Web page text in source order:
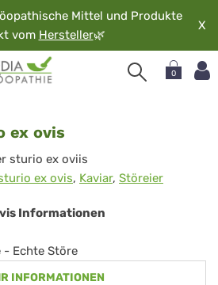
Mittel und Produkte
vom Hersteller🌿
X
0
ex ovis
sturio ex oviis
ex ovis, Kaviar, Störeier
Informationen
- Echte Störe
INFORMATIONEN